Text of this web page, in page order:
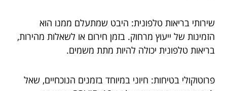
שירותי בריאות טלפונית: היבט שמתעלם ממנו הוא
הזמינות של ייעוץ מרחוק. בזמן חירום או לשאלות מהירות,
בריאות טלפונית יכולה להיות מתת משמים.
פרוטוקולי בטיחות: חיוני במיוחד בזמנים הנוכחיים, שאל